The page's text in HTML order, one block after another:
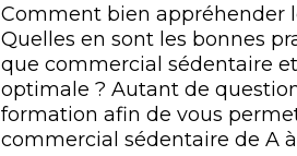
Comment bien appréhender
Quelles en sont les bonnes
que commercial sédentaire
optimale ? Autant de
formation afin de vous
commercial sédentaire de A à